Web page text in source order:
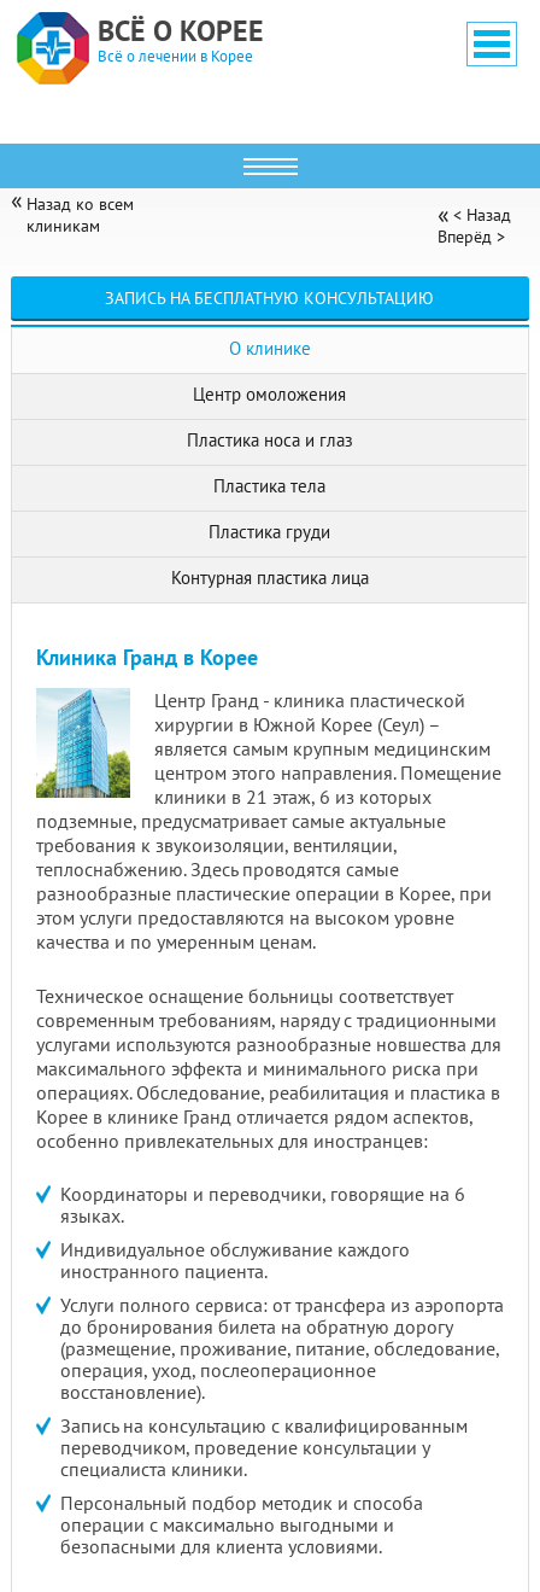
ВСЁ О КОРЕЕ
Всё о лечении в Корее
Назад ко всем
клиникам
< Назад
Вперёд >
ГРАНД (GRAND SURGERY)
ЗАПИСЬ НА БЕСПЛАТНУЮ КОНСУЛЬТАЦИЮ
О клинике
Центр омоложения
Пластика носа и глаз
Пластика тела
Пластика груди
Контурная пластика лица
Клиника Гранд в Корее
Центр Гранд - клиника пластической
хирургии в Южной Корее (Сеул) –
является самым крупным медицинским
центром этого направления. Помещение
клиники в 21 этаж, 6 из которых
подземные, предусматривает самые актуальные
требования к звукоизоляции, вентиляции,
теплоснабжению. Здесь проводятся самые
разнообразные пластические операции в Корее, при
этом услуги предоставляются на высоком уровне
качества и по умеренным ценам.
Техническое оснащение больницы соответствует
современным требованиям, наряду с традиционными
услугами используются разнообразные новшества для
максимального эффекта и минимального риска при
операциях. Обследование, реабилитация и пластика в
Корее в клинике Гранд отличается рядом аспектов,
особенно привлекательных для иностранцев:
Координаторы и переводчики, говорящие на 6
языках.
Индивидуальное обслуживание каждого
иностранного пациента.
Услуги полного сервиса: от трансфера из аэропорта
до бронирования билета на обратную дорогу
(размещение, проживание, питание, обследование,
операция, уход, послеоперационное
восстановление).
Запись на консультацию с квалифицированным
переводчиком, проведение консультации у
специалиста клиники.
Персональный подбор методик и способа
операции с максимально выгодными и
безопасными для клиента условиями.